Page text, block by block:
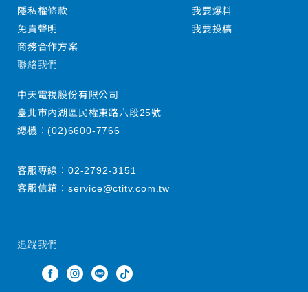
追蹤我們
隱私權條款
免責聲明
商務合作方案
我要爆料
我要投稿
聯絡我們
中天電視股份有限公司
臺北市內湖區民權東路六段25號
總機：(02)6600-7766
客服專線： 02-2792-3151
客服信箱： service@ctitv.com.tw